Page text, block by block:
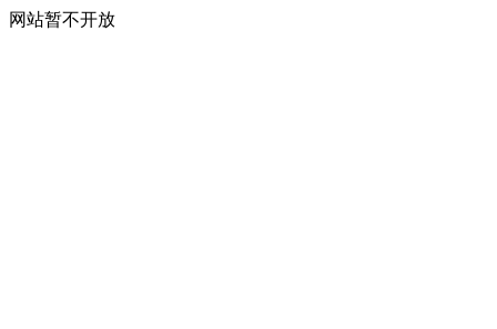
网站暂不开放